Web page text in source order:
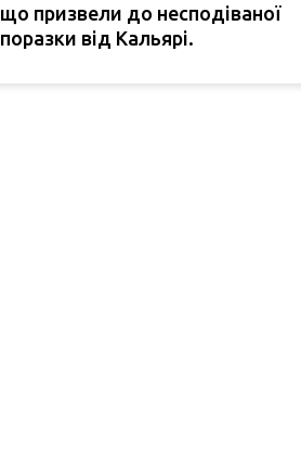
що призвели до несподіваної
поразки від Кальярі.